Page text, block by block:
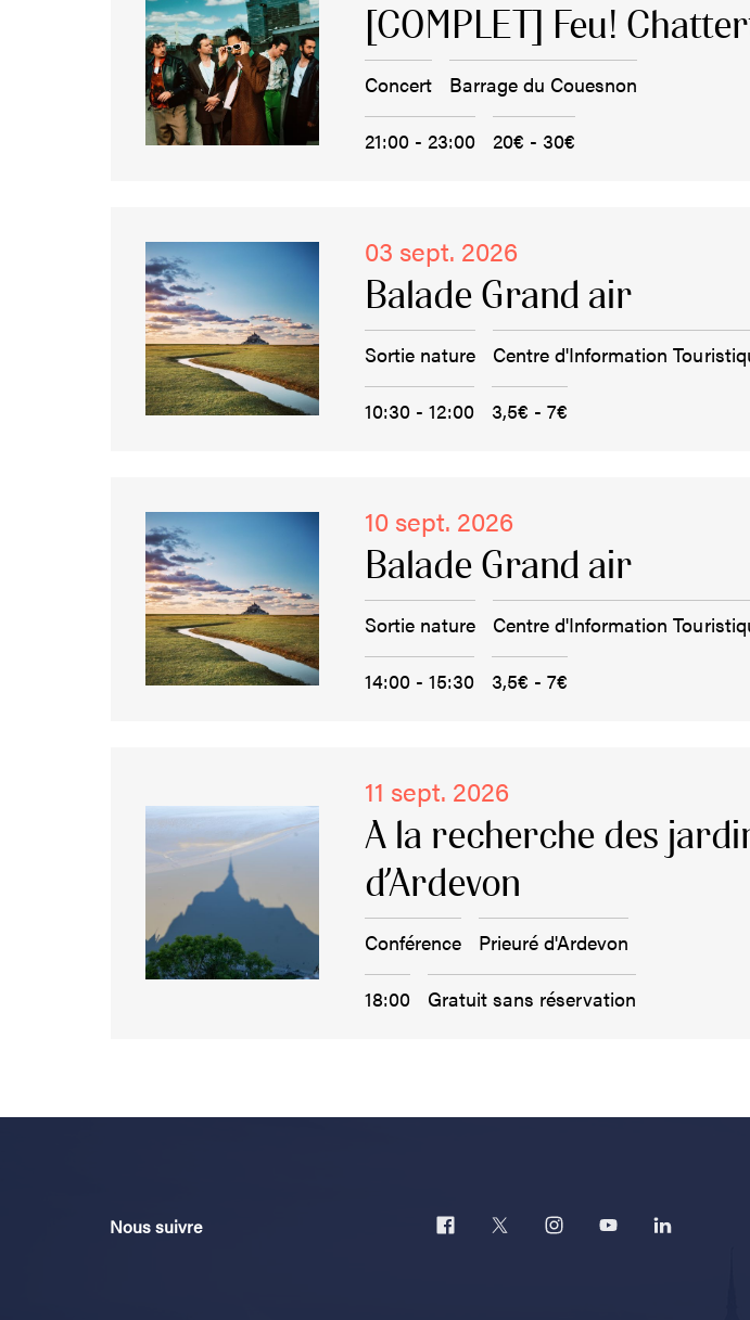
[COMPLET] Feu!
Concert Barrage du Couesnon
21:00 - 23:00 20€ - 30€
03 sept. 2026
Balade Grand air
Sortie nature Centre d'Information
10:30 - 12:00 3,5€ - 7€
10 sept. 2026
Balade Grand air
Sortie nature Centre d'Information
14:00 - 15:30 3,5€ - 7€
11 sept. 2026
A la recherche des
d’Ardevon
Conférence Prieuré d'Ardevon
18:00 Gratuit sans réservation
Nous suivre